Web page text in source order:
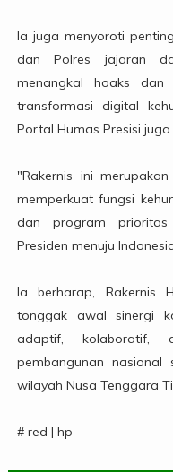
Ia juga menyoroti
dan Polres jajaran
menangkal hoaks dan
transformasi digital
Portal Humas Presisi
"Rakernis ini
memperkuat fungsi
dan program
Presiden menuju
Ia berharap, Rakernis
tonggak awal sinergi
adaptif, kolaboratif,
pembangunan
wilayah Nusa Tenggara
# red | hp